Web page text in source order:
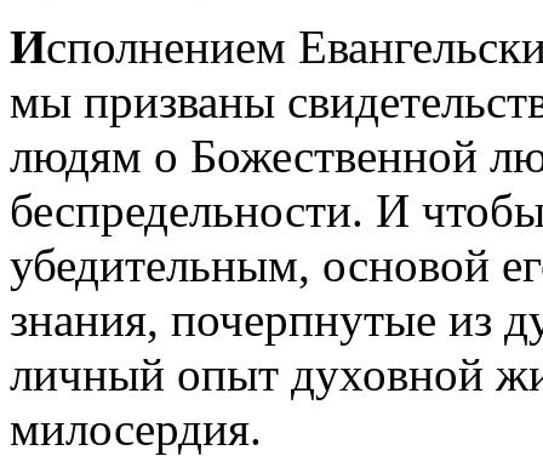
Исполнением
мы призваны
людям о Божественной
беспредельности. И
убедительным, основой
знания, почерпнутые из
личный опыт духовной
милосердия.